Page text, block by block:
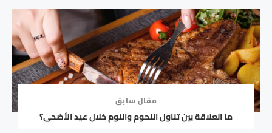
مقال سابق
ما العلاقة بين تناول اللحوم والنوم خلال عيد الأضحى؟